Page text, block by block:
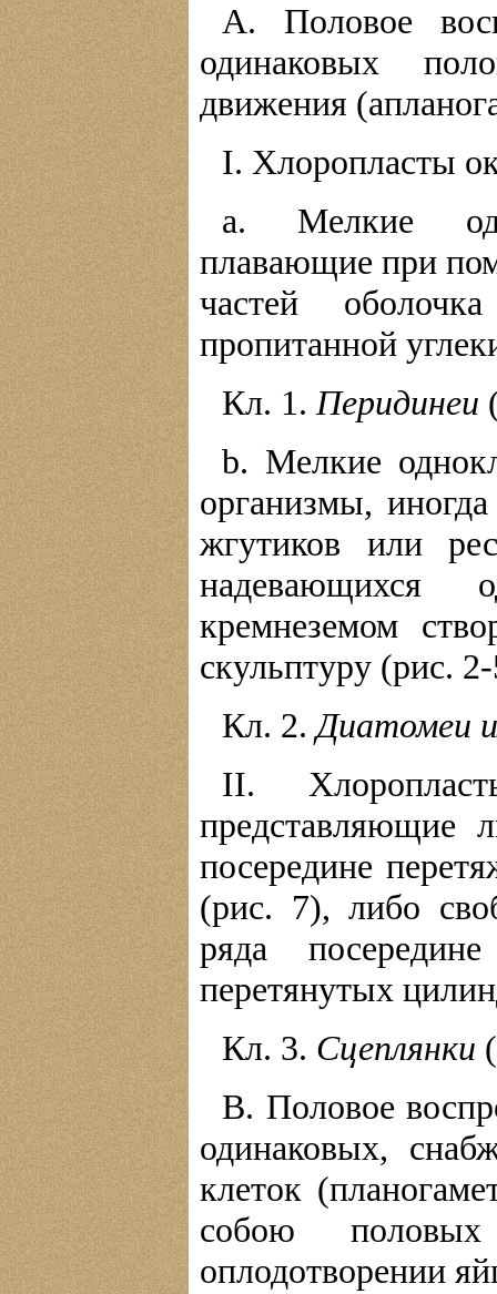
А. Половое
одинаковых
движения
I. Хлоропласты
a. Мелкие
плавающие при
частей
пропитанной
Кл. 1. Перидинеи
b. Мелкие
организмы,
жгутиков или
надевающихся
кремнеземом
скульптуру (рис.
Кл. 2. Диатомеи
II.
представляющие
посередине
(рис. 7), либо
ряда
перетянутых
Кл. 3. Сцеплянки
B. Половое
одинаковых,
клеток
собою
оплодотворении